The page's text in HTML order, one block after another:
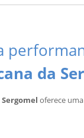
da
Sergomel oferece uma